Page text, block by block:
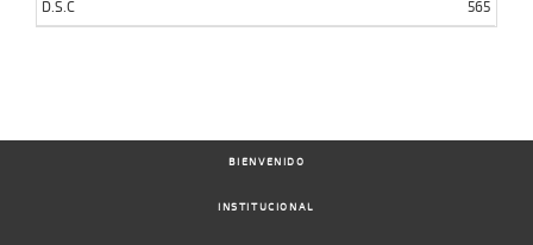
D.S.C
565
BIENVENIDO
INSTITUCIONAL